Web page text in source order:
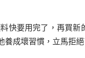
快要用完了，再買
成壞習慣，立馬拒絕